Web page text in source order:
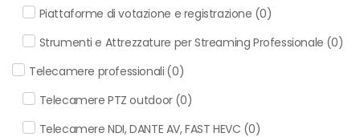
Piattaforme di votazione e registrazione (0)
Strumenti e Attrezzature per Streaming Professionale (0)
Telecamere professionali (0)
Telecamere PTZ outdoor (0)
Telecamere NDI, DANTE AV, FAST HEVC (0)